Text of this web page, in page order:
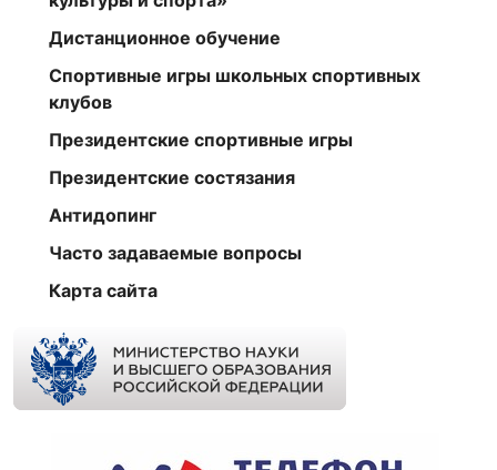
Дистанционное обучение
Спортивные игры школьных спортивных
клубов
Президентские спортивные игры
Президентские состязания
Антидопинг
Часто задаваемые вопросы
Карта сайта